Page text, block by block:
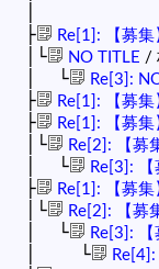
│
├ Re[1]: 【募
│└ NO TITLE /
│ └ Re[3]:
├ Re[1]: 【募
├ Re[1]: 【募
│└ Re[2]: 【募
│ └ Re[3]:
├ Re[1]: 【募
│└ Re[2]: 【募
│ └ Re[3]:
│ └